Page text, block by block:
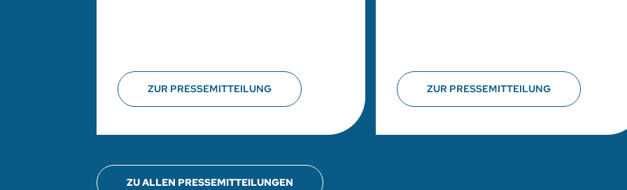
ZUR PRESSEMITTEILUNG ZUR PRESSEMITTEILUNG
ZU ALLEN PRESSEMITTEILUNGEN